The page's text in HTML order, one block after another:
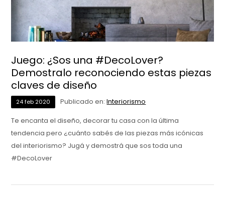
Juego: ¿Sos una #DecoLover?
Demostralo reconociendo estas piezas
claves de diseño
24 feb 2020 Publicado en:Interiorismo
Te encanta el diseño, decorar tu casa con la última
tendencia pero ¿cuánto sabés de las piezas más icónicas
del interiorismo? Jugá y demostrá que sos toda una
#DecoLover